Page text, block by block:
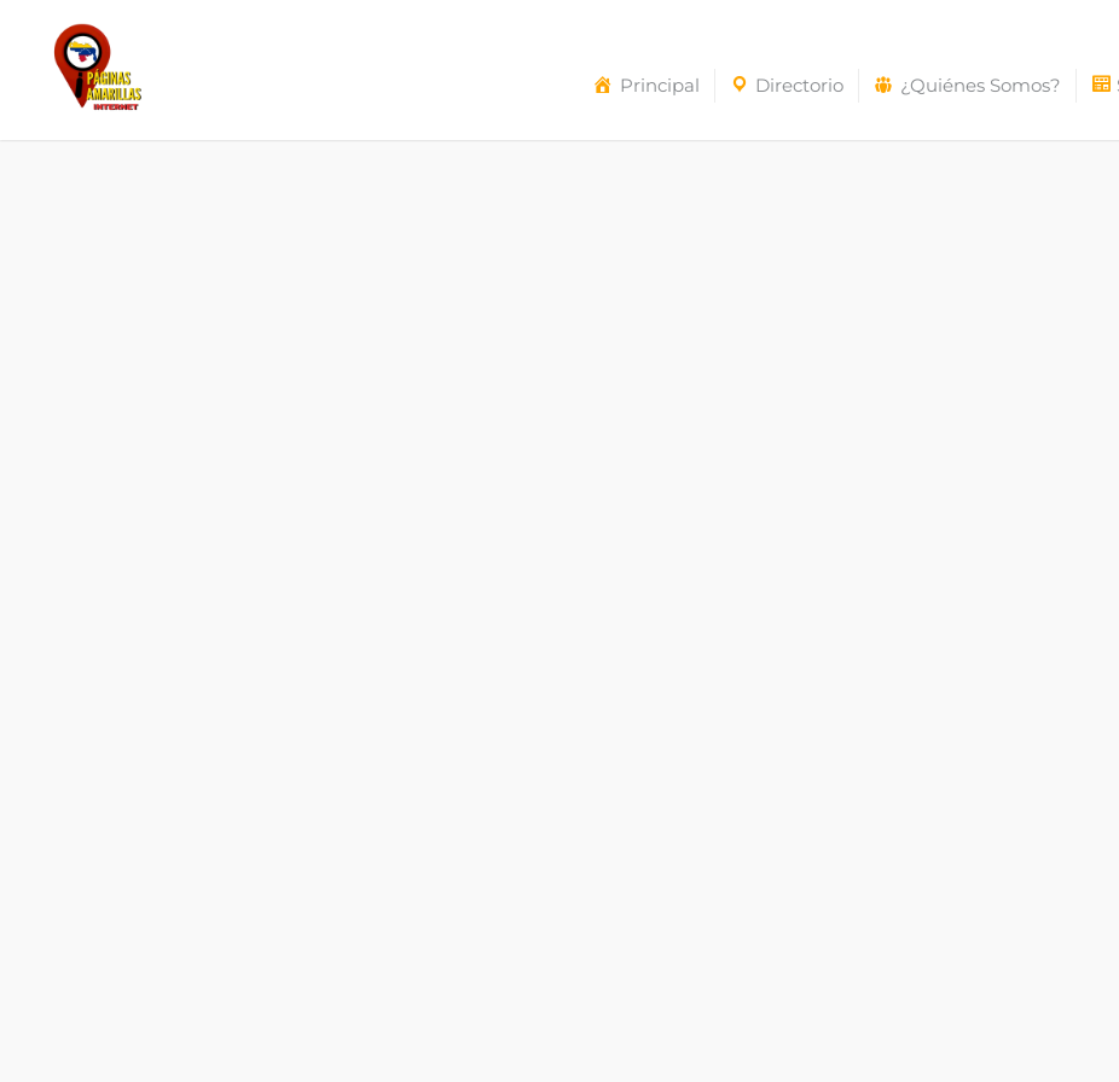
Principal Directorio ¿Quiénes Somos?